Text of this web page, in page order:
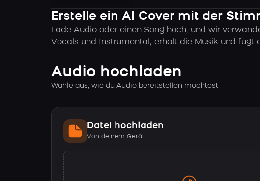
Erstelle ein AI Cover mit der
Lade Audio oder einen Song hoch, und wir
Vocals und Instrumental, erhält die Musik und fügt
Audio hochladen
Wähle aus, wie du Audio bereitstellen möchtest
Datei hochladen
Von deinem Gerät